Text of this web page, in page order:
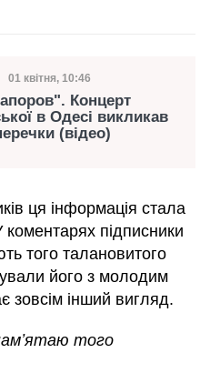
Дата публікації
01 квітня, 10:46
Концерт
в Одесі викликав
(відео)
ця інформація стала
підписники
того талановитого
його з молодим
зовсім інший вигляд.
того